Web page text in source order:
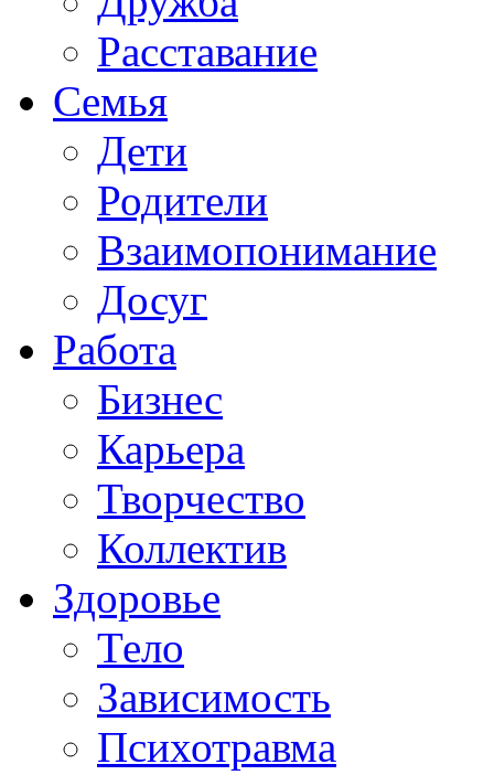
Расставание
Семья
Дети
Родители
Взаимопонимание
Досуг
Работа
Бизнес
Карьера
Творчество
Коллектив
Здоровье
Тело
Зависимость
Психотравма